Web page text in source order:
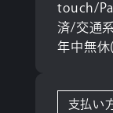
touch/
済/交通
年中無休
支払い